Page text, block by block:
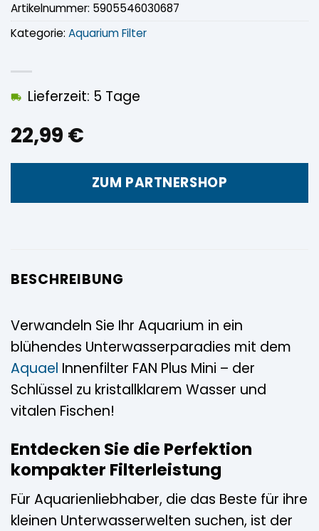
22,99 €
Lieferzeit: 5 Tage
ZUM PARTNERSHOP
Artikelnummer: 5905546030687
Kategorie: Aquarium Filter
BESCHREIBUNG
Verwandeln Sie Ihr Aquarium in ein
blühendes Unterwasserparadies mit dem
Aquael Innenfilter FAN Plus Mini – der
Schlüssel zu kristallklarem Wasser und
vitalen Fischen!
Entdecken Sie die Perfektion
kompakter Filterleistung
Für Aquarienliebhaber, die das Beste für ihre
kleinen Unterwasserwelten suchen, ist der